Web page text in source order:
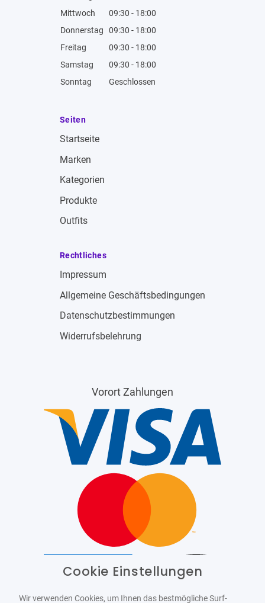
Mittwoch
09:30 - 18:00
Donnerstag
09:30 - 18:00
Freitag
09:30 - 18:00
Samstag
09:30 - 18:00
Sonntag
Geschlossen
Seiten
Startseite
Marken
Kategorien
Produkte
Outfits
Rechtliches
Impressum
Allgemeine Geschäftsbedingungen
Datenschutzbestimmungen
Widerrufsbelehrung
Vorort Zahlungen
WCAG-2.1-AA
Cookie Einstellungen
Wir verwenden Cookies, um Ihnen das bestmögliche Surf-